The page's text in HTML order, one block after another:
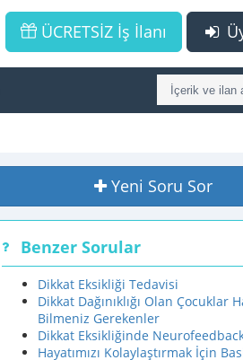
ÜCRETSİZ İş İlanı
Yeni Soru Sor
Benzer Sorular
Dikkat Eksikliği Tedavisi
Dikkat Dağınıklığı Olan Çocuklar
Bilmeniz Gerekenler
Dikkat Eksikliğinde
Hayatımızı Kolaylaştırmak İçin